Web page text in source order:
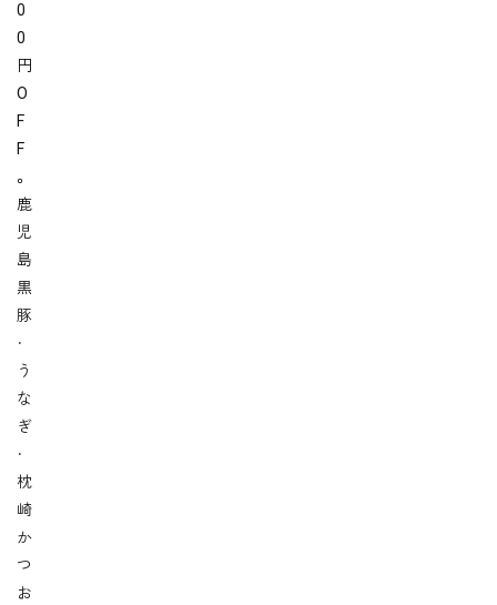
0
0
円
O
F
F
。
鹿
児
島
黒
豚
・
う
な
ぎ
・
枕
崎
か
つ
お